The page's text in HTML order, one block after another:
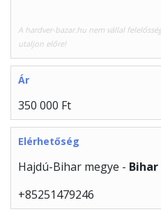
A hardver-bazar.hu nem vállal
utaljon előre!
Ár
350 000 Ft
Elérhetőség
Hajdú-Bihar megye - Bihar
+85251479246